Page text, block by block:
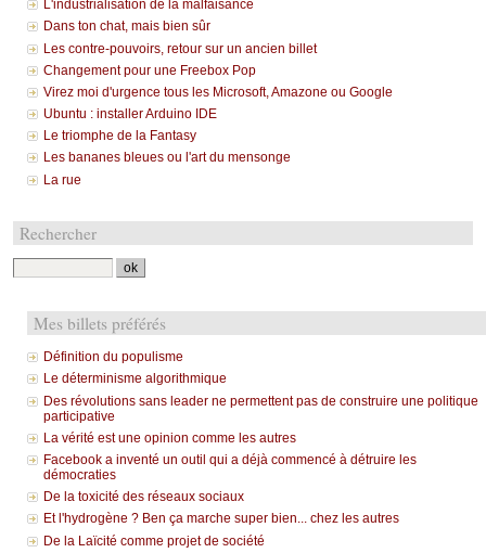
L'industrialisation de la malfaisance
Dans ton chat, mais bien sûr
Les contre-pouvoirs, retour sur un ancien billet
Changement pour une Freebox Pop
Virez moi d'urgence tous les Microsoft, Amazone ou Google
Ubuntu : installer Arduino IDE
Le triomphe de la Fantasy
Les bananes bleues ou l'art du mensonge
La rue
Rechercher
Mes billets préférés
Définition du populisme
Le déterminisme algorithmique
Des révolutions sans leader ne permettent pas de construire une politique
participative
La vérité est une opinion comme les autres
Facebook a inventé un outil qui a déjà commencé à détruire les
démocraties
De la toxicité des réseaux sociaux
Et l'hydrogène ? Ben ça marche super bien... chez les autres
De la Laïcité comme projet de société